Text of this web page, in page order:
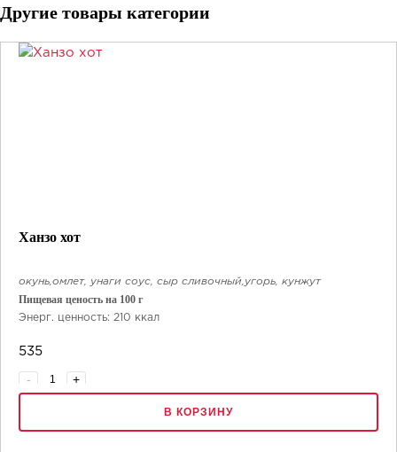
Другие товары категории
Ханзо хот
окунь,омлет, унаги соус, сыр сливочный,угорь, кунжут
Пищевая ценость на 100 г
Энерг. ценность: 210 ккал
Жиры: 8 г
Углеводы: 27 г
535
- +
В КОРЗИНУ